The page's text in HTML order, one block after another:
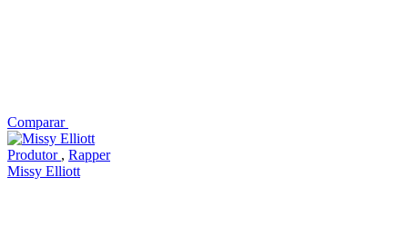
Comparar
Produtor , Rapper
Missy Elliott